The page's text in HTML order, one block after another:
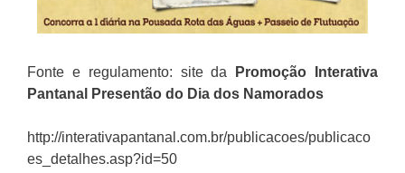
Fonte e regulamento: site da Promoção
Interativa
Pantanal
Presentão do Dia dos Namorados
http://interativapantanal.com.br/publicacoes/publicaco
es_detalhes.asp?id=50